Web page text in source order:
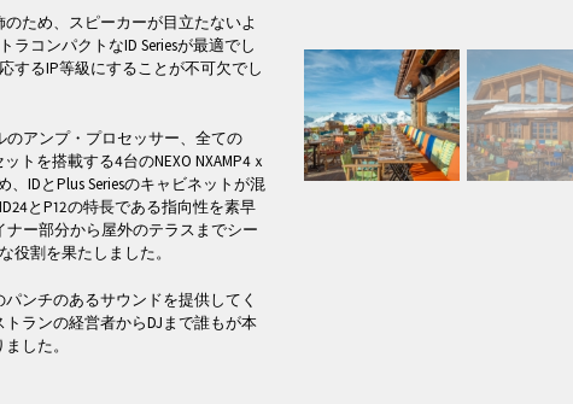
ため、スピーカーが目立たないよ
コンパクトなID Seriesが最適でし
するIP等級にすることが不可欠でし
アンプ・プロセッサー、全ての
トを搭載する4台のNEXO NXAMP4ｘ
、IDとPlus Seriesのキャビネットが混
とP12の特長である指向性を素早
ナー部分から屋外のテラスまでシー
役割を果たしました。
ンチのあるサウンドを提供してく
ランの経営者からDJまで誰もが本
した。